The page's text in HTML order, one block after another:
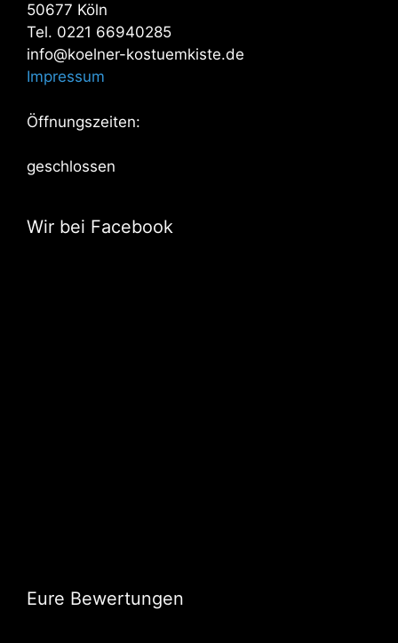
50677 Köln
Tel. 0221 66940285
info@koelner-kostuemkiste.de
Impressum
Öffnungszeiten:
geschlossen
Wir bei Facebook
Eure Bewertungen